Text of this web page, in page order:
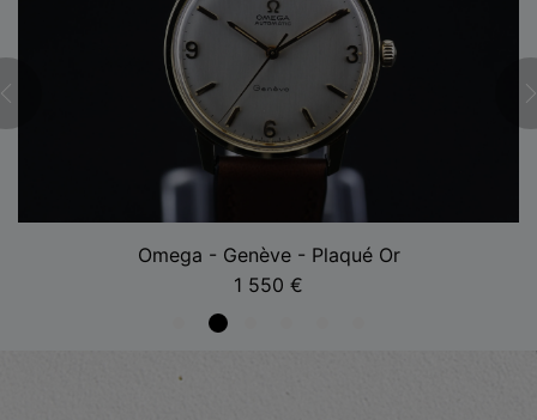
Omega - Genève - Plaqué Or
1 550 €